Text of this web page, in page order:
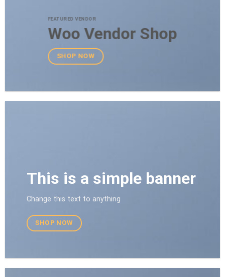
FEATURED VENDOR
Woo Vendor Shop
SHOP NOW
This is a simple banner
Change this text to anything
SHOP NOW